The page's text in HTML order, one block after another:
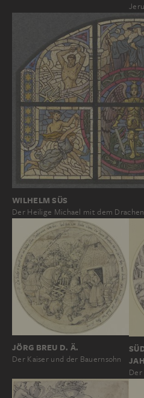
WILHELM SÜS
Der Heilige Michael mit dem
JÖRG BREU D. Ä.
Der Kaiser und der Bauernsohn
Der